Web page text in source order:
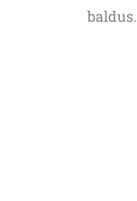
baldus.